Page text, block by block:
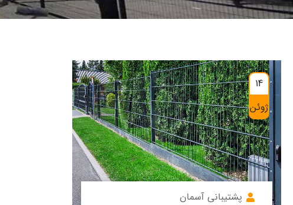
14
ژوئن
پشتیبانی آسمان